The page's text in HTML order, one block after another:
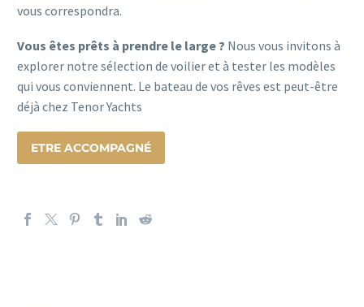
vous correspondra.
Vous êtes prêts à prendre le large ? Nous vous invitons à
explorer notre sélection de voilier et à tester les modèles
qui vous conviennent. Le bateau de vos rêves est peut-être
déjà chez Tenor Yachts
ETRE ACCOMPAGNÉ